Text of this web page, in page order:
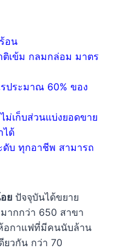
อน
เข้ม กลมกล่อม มาตร
ประมาณ 60% ของ
ม่เก็บส่วนแบ่งยอดขาย
ได้
บ ทุกอาชีพ สามารถ
ย ปัจจุบันได้ขยาย
ากกว่า 650 สาขา
กาแฟที่มีคนนับล้าน
ยวกัน กว่า 70